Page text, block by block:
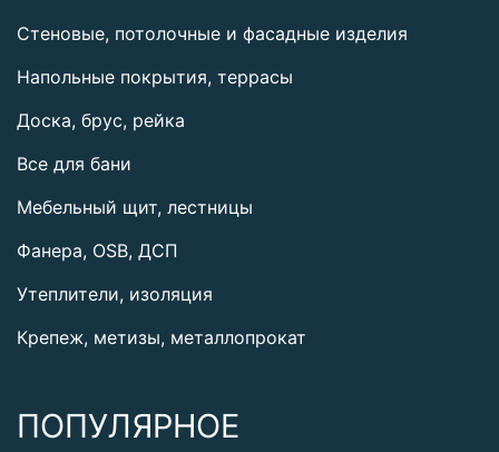
Стеновые, потолочные и фасадные изделия
Напольные покрытия, террасы
Доска, брус, рейка
Все для бани
Мебельный щит, лестницы
Фанера, OSB, ДСП
Утеплители, изоляция
Крепеж, метизы, металлопрокат
ПОПУЛЯРНОЕ